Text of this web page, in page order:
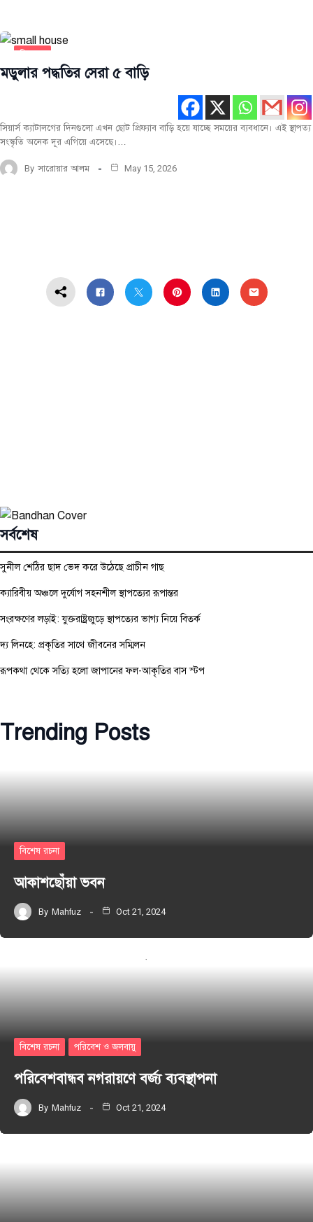
বিচিত্র
সর্বশেষ
স্থাপত্য
মডুলার পদ্ধতির সেরা ৫ বাড়ি
সিয়ার্স ক্যাটালগের দিনগুলো এখন ছোট প্রিফ্যাব বাড়ি হয়ে যাচ্ছে সময়ের ব্যবধানে। এই স্থাপত্য
সংস্কৃতি অনেক দূর এগিয়ে এসেছে।…
By সারোয়ার আলম May 15, 2026
সর্বশেষ
সুনীল শেঠির ছাদ ভেদ করে উঠেছে প্রাচীন গাছ
ক্যারিবীয় অঞ্চলে দুর্যোগ সহনশীল স্থাপত্যের রূপান্তর
সংরক্ষণের লড়াই: যুক্তরাষ্ট্রজুড়ে স্থাপত্যের ভাগ্য নিয়ে বিতর্ক
দ্য লিনহে: প্রকৃতির সাথে জীবনের সম্মিলন
রূপকথা থেকে সত্যি হলো জাপানের ফল-আকৃতির বাস স্টপ
Trending Posts
বিশেষ রচনা
আকাশছোঁয়া ভবন
By Mahfuz Oct 21, 2024
বিশেষ রচনা পরিবেশ ও জলবায়ু
পরিবেশবান্ধব নগরায়ণে বর্জ্য ব্যবস্থাপনা
By Mahfuz Oct 21, 2024